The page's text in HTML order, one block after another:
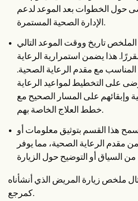
حول الخطوات بعد الموعد لدعم
الإدارة الصحية المستمرة.
تاريخ ووقت الموعد التالي
هذا يضمن استمرارية الرعاية
المناسب مع مقدم الرعاية الصحية.
على التخطيط لمواعيد الرعاية
وإبقائهم على المسار الصحيح مع
خطط العلاج الخاصة بهم.
هذا القسم بتوثيق معلومات أو
مقدم الرعاية الصحية، مما يوفر
ملخص زيارة المريض الذي أنشأناه
كمرجع.